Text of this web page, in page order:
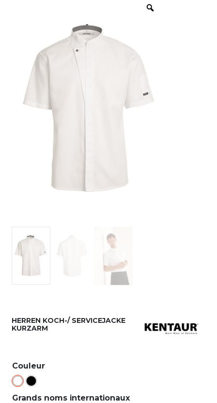
HERREN KOCH-/ SERVICEJACKE
KURZARM
Couleur
Grands noms internationaux